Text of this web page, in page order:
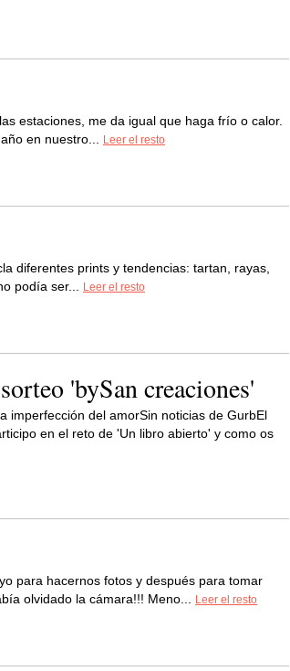
estaciones, me da igual que haga frío o calor.
en nuestro...
Leer el resto
diferentes prints y tendencias: tartan, rayas,
podía ser...
Leer el resto
'bySan creaciones'
imperfección del amorSin noticias de GurbEl
en el reto de 'Un libro abierto' y como os
para hacernos fotos y después para tomar
olvidado la cámara!!! Meno...
Leer el resto